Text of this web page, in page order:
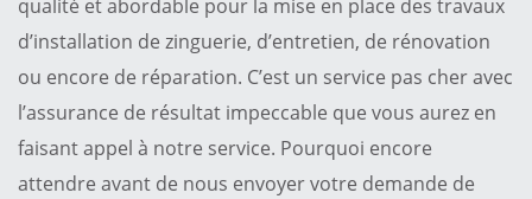
qualité et abordable pour la mise en place des travaux
d’installation de zinguerie, d’entretien, de rénovation
ou encore de réparation. C’est un service pas cher avec
l’assurance de résultat impeccable que vous aurez en
faisant appel à notre service. Pourquoi encore
attendre avant de nous envoyer votre demande de